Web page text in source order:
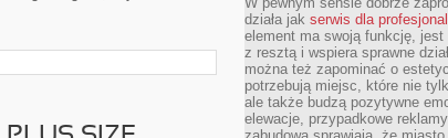
działa jak serwis dla
element ma swoją funkcję,
z resztą i wspiera sprawne
można też zapominać o
potrzebują miejsc, które nie
ale także budzą pozytywne
elewacje, przypadkowe